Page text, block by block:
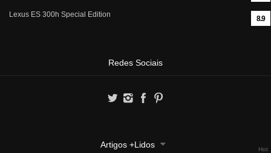
8.9
Lexus ES 300h Special Edition
Redes Sociais
Artigos +Lidos Hot